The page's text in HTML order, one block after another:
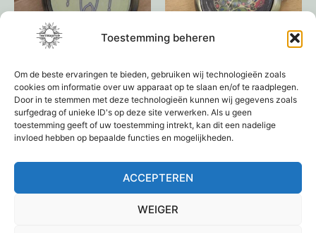
Toestemming beheren
Om de beste ervaringen te bieden, gebruiken wij technologieën zoals
cookies om informatie over uw apparaat op te slaan en/of te raadplegen.
Door in te stemmen met deze technologieën kunnen wij gegevens zoals
surfgedrag of unieke ID's op deze site verwerken. Als u geen
toestemming geeft of uw toestemming intrekt, kan dit een nadelige
invloed hebben op bepaalde functies en mogelijkheden.
ACCEPTEREN
WEIGER
Handspiegel
€12,95
Lees verder
Make-Up spiegeltje
€9,95
Toevoegen aan
winkelwagen
← 1 2 3 4 →